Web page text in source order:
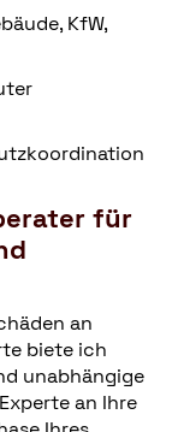
KfW,
für
an
biete ich
unabhängige
an Ihre